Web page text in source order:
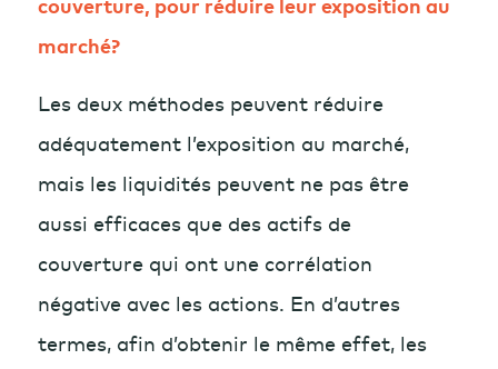
couverture, pour réduire leur exposition au
marché?
Les deux méthodes peuvent réduire
adéquatement l’exposition au marché,
mais les liquidités peuvent ne pas être
aussi efficaces que des actifs de
couverture qui ont une corrélation
négative avec les actions. En d’autres
termes, afin d’obtenir le même effet, les